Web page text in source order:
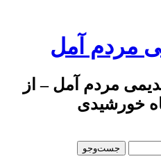
مردم آمل
مردم آمل – از
خورشیدی